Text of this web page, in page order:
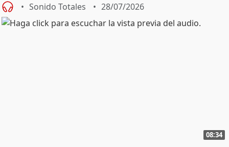
Sonido Totales 28/07/2026
08:34